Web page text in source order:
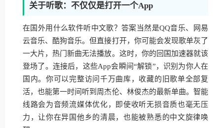
关于听歌：不仅仅是打开一个App
在国外用什么软件听中文歌？答案当然是QQ音乐、网易
云音乐、酷狗音乐。但直接打开，你可能会发现歌单灰了
一大片，热门新曲无法播放。这时，你的回国加速器就该
登场了。连接后，这些App会瞬间“解锁”，识别为你人在
国内。你可以完整访问千万曲库，收藏的旧歌单全部复
活，也能第一时间听到周杰伦、林俊杰的最新单曲。智能
线路会为音频流媒体优化，即使收听无损音质也毫无压
力，让你在异国他乡的清晨，也能被熟悉的中文旋律唤